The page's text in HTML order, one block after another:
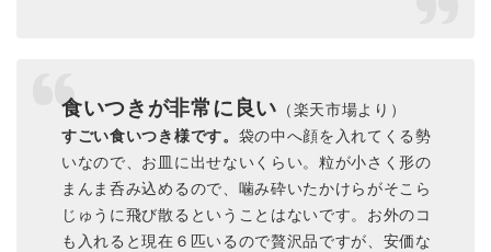
食いつきが非常に良い （楽天市場より）
すごい食いつき様です。 袋の中へ顔を入れてくる勢
いなので、お皿に出せないくらい。粒が小さく形の
まんま呑み込めるので、噛み砕いたかけらがそこら
じゅうに飛び散るということはないです。お外のコ
も入れると現在６匹いるので贅沢品ですが、安価な